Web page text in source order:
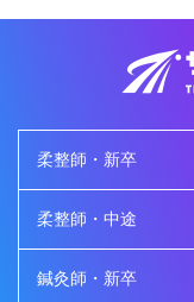
柔整師・新卒
柔整師・中途
鍼灸師・新卒